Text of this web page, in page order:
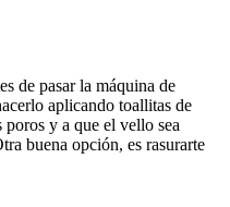
de pasar la máquina de
aplicando toallitas de
y a que el vello sea
buena opción, es rasurarte